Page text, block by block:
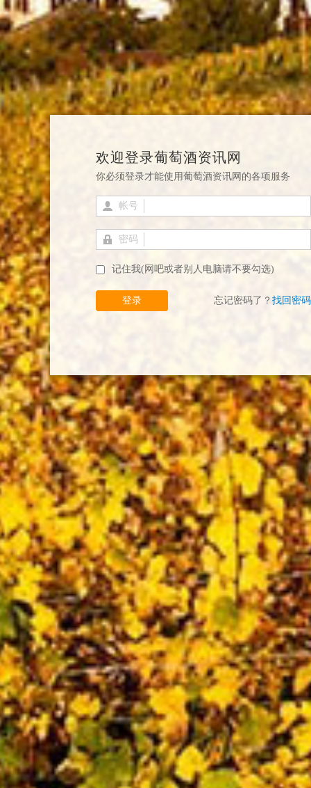
欢迎登录葡萄酒资讯网
你必须登录才能使用葡萄酒资讯网的各项服务
帐号
密码
记住我(网吧或者别人电脑请不要勾选)
登录 忘记密码了？ 找回密码